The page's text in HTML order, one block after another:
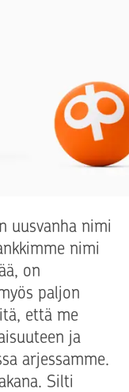
uusvanha nimi
nimi
on
paljon
että me
ja
arjessamme.
Silti